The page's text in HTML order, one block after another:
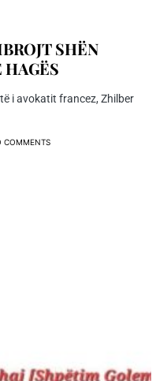
SHËN
HAGËS
i avokatit francez, Zhilber
COMMENTS